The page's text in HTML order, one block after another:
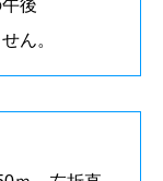
後
ん。